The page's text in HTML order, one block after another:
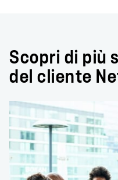
Scopri di più
del cliente